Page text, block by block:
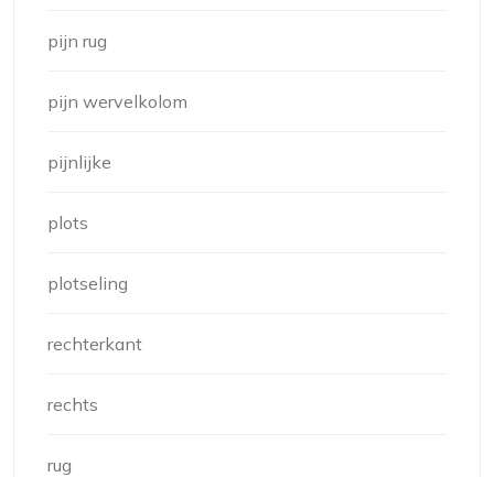
pijn rug
pijn wervelkolom
pijnlijke
plots
plotseling
rechterkant
rechts
rug